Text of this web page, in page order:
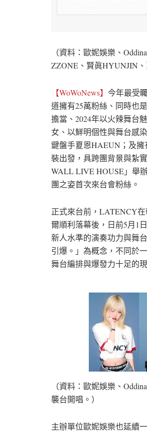
（資料：歐妮娛樂、
ZZONE、賢眞HYUNJIN
【WoWoNews】 今年最受
道擁有25萬粉絲、同時也
擔當、2024年以火辣舞台
女、以鮮明個性與舞台感
鍵盤手夏恩HAEUN；及擁
裝出發，具跨團背景與紮
WALL LIVE HOUSE」舉
團之姿首次來台會粉絲。
正式來台前，LATENCY
爾順利落幕後，日前5月1
新人水準的演奏功力與舞
引爆。」為概念，不同於
舞台編排與爆發力十足的
（資料：歐妮娛樂、
襲台開唱。）
主辦單位歐妮娛樂也延續